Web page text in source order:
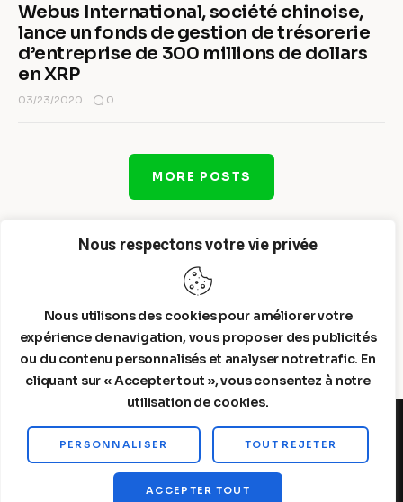
Nous respectons votre vie privée
Nous utilisons des cookies pour améliorer votre
expérience de navigation, vous proposer des publicités
ou du contenu personnalisés et analyser notre trafic. En
cliquant sur « Accepter tout », vous consentez à notre
utilisation de cookies.
PERSONNALISER TOUT REJETER
ACCEPTER TOUT
Webus International, société chinoise,
lance un fonds de gestion de trésorerie
d’entreprise de 300 millions de dollars
en XRP
03/23/2020 0
MORE POSTS
Steelldy© 2026. All Rights Reserved.